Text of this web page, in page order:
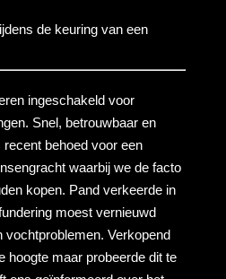
de keuring van een
ingeschakeld voor
Snel, betrouwbaar en
behoed voor een
waarbij we de facto
kopen. Pand verkeerde in
moest vernieuwd
vochtproblemen. Verkopend
hoogte maar probeerde dit te